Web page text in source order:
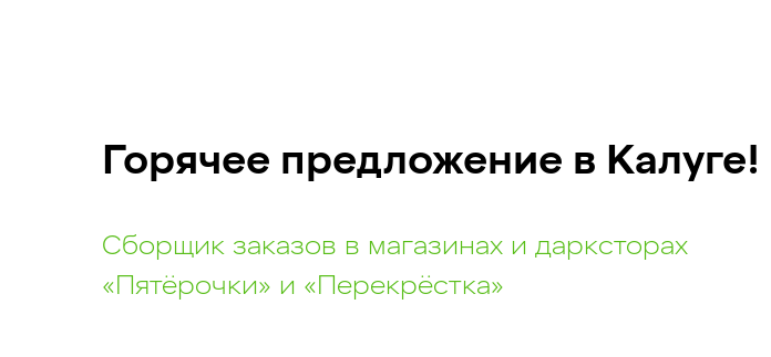
Горячее предложение в Калуге!
Сборщик заказов в магазинах и дарксторах
«Пятёрочки» и «Перекрёстка»